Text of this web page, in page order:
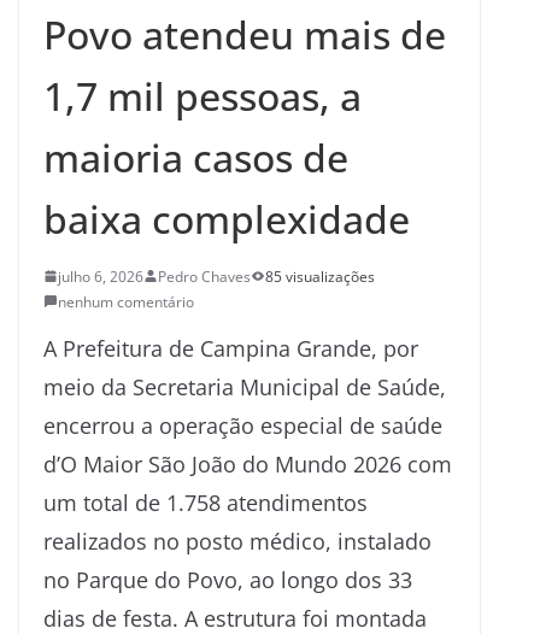
Povo atendeu mais de
1,7 mil pessoas, a
maioria casos de
baixa complexidade
julho 6, 2026 Pedro Chaves
85 visualizações
nenhum comentário
A Prefeitura de Campina Grande, por
meio da Secretaria Municipal de Saúde,
encerrou a operação especial de saúde
d’O Maior São João do Mundo 2026 com
um total de 1.758 atendimentos
realizados no posto médico, instalado
no Parque do Povo, ao longo dos 33
dias de festa. A estrutura foi montada